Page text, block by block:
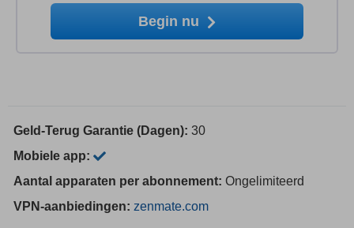
Begin nu
Geld-Terug Garantie (Dagen): 30
Mobiele app:
Aantal apparaten per abonnement: Ongelimiteerd
VPN-aanbiedingen: zenmate.com